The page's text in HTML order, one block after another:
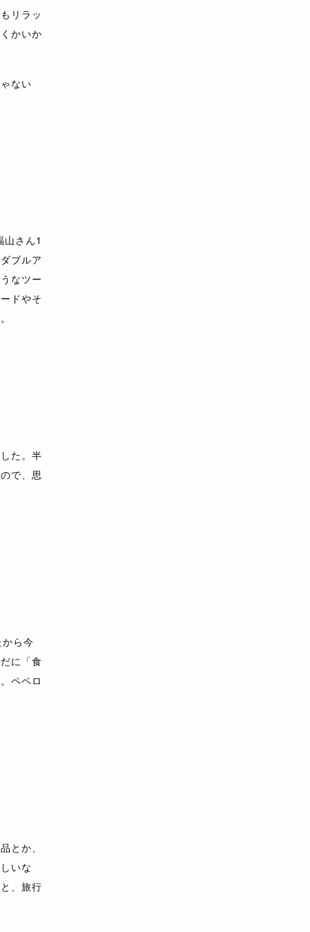
リラッ
かいか
ない
さん1
ブルア
なツー
ドやそ
た。半
で、思
ら今
に「食
ペペロ
とか、
いな
、旅行